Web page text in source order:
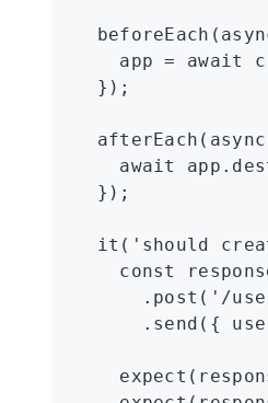
  beforeEach
(
    app
= await
  });
  afterEach
( async
    await
app
  });
  it
( 'should
    const
      .post
( '/
      .send
({
    expect
(